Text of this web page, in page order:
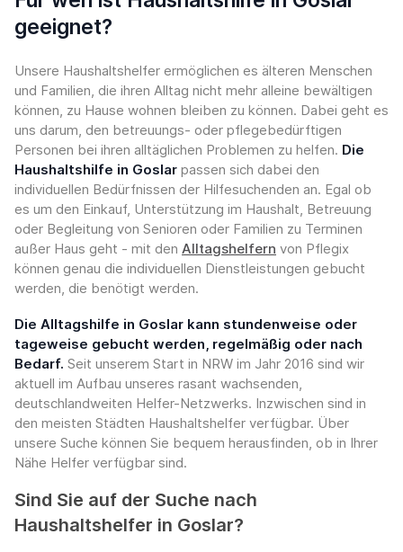
geeignet?
Unsere Haushaltshelfer ermöglichen es älteren Menschen
und Familien, die ihren Alltag nicht mehr alleine bewältigen
können, zu Hause wohnen bleiben zu können. Dabei geht es
uns darum, den betreuungs- oder pflegebedürftigen
Personen bei ihren alltäglichen Problemen zu helfen. Die
Haushaltshilfe in Goslar passen sich dabei den
individuellen Bedürfnissen der Hilfesuchenden an. Egal ob
es um den Einkauf, Unterstützung im Haushalt, Betreuung
oder Begleitung von Senioren oder Familien zu Terminen
außer Haus geht - mit den Alltagshelfern von Pflegix
können genau die individuellen Dienstleistungen gebucht
werden, die benötigt werden.
Die Alltagshilfe in Goslar kann stundenweise oder
tageweise gebucht werden, regelmäßig oder nach
Bedarf. Seit unserem Start in NRW im Jahr 2016 sind wir
aktuell im Aufbau unseres rasant wachsenden,
deutschlandweiten Helfer-Netzwerks. Inzwischen sind in
den meisten Städten Haushaltshelfer verfügbar. Über
unsere Suche können Sie bequem herausfinden, ob in Ihrer
Nähe Helfer verfügbar sind.
Sind Sie auf der Suche nach
Haushaltshelfer in Goslar?